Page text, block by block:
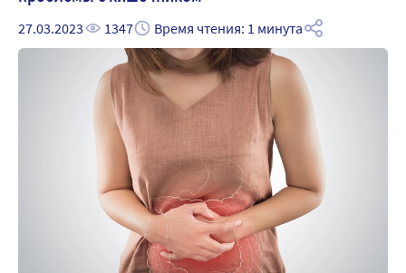
27.03.2023 1347 Время чтения: 1 минута